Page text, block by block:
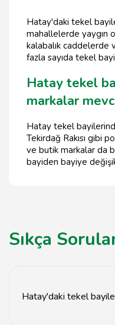
Hatay'daki tekel
mahallelerde yaygın
kalabalık caddelerde
fazla sayıda tekel
Hatay tekel
markalar
Hatay tekel
Tekirdağ Rakısı gibi
ve butik markalar da
bayiden bayiye
Sıkça
Hatay'daki tekel